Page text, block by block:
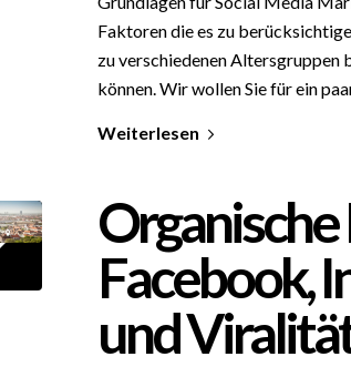
Faktoren die es zu
zu verschiedenen Altersgruppen
können. Wir wollen Sie für ein
Weiterlesen
Facebook,
und